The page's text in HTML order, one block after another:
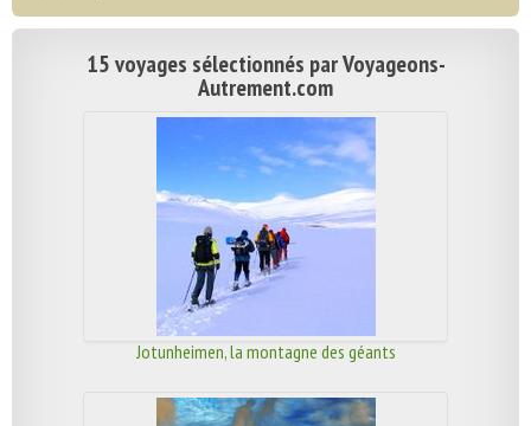
15 voyages sélectionnés par Voyageons-
Autrement.com
Jotunheimen, la montagne des géants